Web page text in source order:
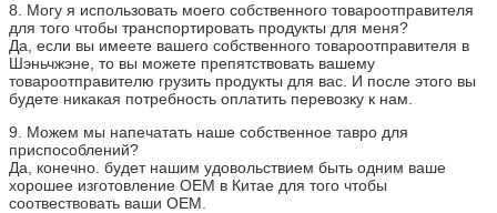
8. Могу я использовать моего собственного товароотправителя
для того чтобы транспортировать продукты для меня?
Да, если вы имеете вашего собственного товароотправителя в
Шэньчжэне, то вы можете препятствовать вашему
товароотправителю грузить продукты для вас. И после этого вы
будете никакая потребность оплатить перевозку к нам.
9. Можем мы напечатать наше собственное тавро для
приспособлений?
Да, конечно. будет нашим удовольствием быть одним ваше
хорошее изготовление OEM в Китае для того чтобы
соотвествовать ваши OEM.